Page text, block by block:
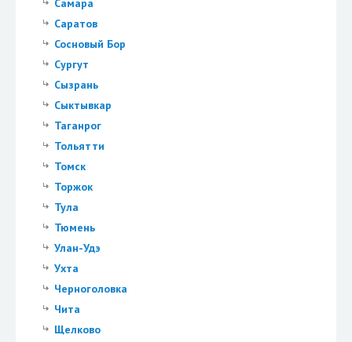
Самара
Саратов
Сосновый Бор
Сургут
Сызрань
Сыктывкар
Таганрог
Тольятти
Томск
Торжок
Тула
Тюмень
Улан-Удэ
Ухта
Черноголовка
Чита
Щелково